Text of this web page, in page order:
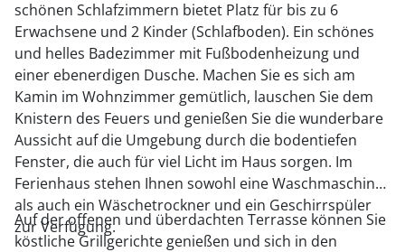
schönen Schlafzimmern bietet Platz für bis zu 6
Erwachsene und 2 Kinder (Schlafboden). Ein schönes
und helles Badezimmer mit Fußbodenheizung und
einer ebenerdigen Dusche. Machen Sie es sich am
Kamin im Wohnzimmer gemütlich, lauschen Sie dem
Knistern des Feuers und genießen Sie die wunderbare
Aussicht auf die Umgebung durch die bodentiefen
Fenster, die auch für viel Licht im Haus sorgen. Im
Ferienhaus stehen Ihnen sowohl eine Waschmaschine
als auch ein Wäschetrockner und ein Geschirrspüler
zur Verfügung.
Auf der offenen und überdachten Terrasse können Sie
köstliche Grillgerichte genießen und sich in den